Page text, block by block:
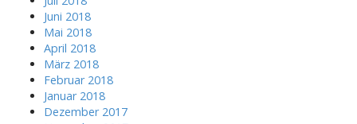
Juni 2018
Mai 2018
April 2018
März 2018
Februar 2018
Januar 2018
Dezember 2017